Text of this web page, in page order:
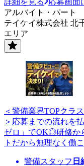
アルバイト・パート
テイケイ株式会社 北
エリア
＜警備業界TOPクラ
＞応募までの流れを
ゼロ」でOK◎研修か
トだから無理なく働
警備スタッフ 日